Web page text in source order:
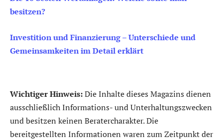
besitzen?
Investition und Finanzierung – Unterschiede und
Gemeinsamkeiten im Detail erklärt
Wichtiger Hinweis:Die Inhalte dieses Magazins dienen
ausschließlich Informations- und Unterhaltungszwecken
und besitzen keinen Beratercharakter. Die
bereitgestellten Informationen waren zum Zeitpunkt der